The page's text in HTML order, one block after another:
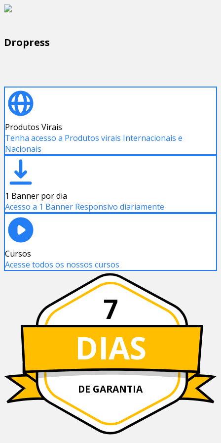
Dropress
Produtos Virais
Tenha acesso a Produtos virais Internacionais e
Nacionais
1 Banner por dia
Acesso a 1 Banner Responsivo diariamente
Cursos
Acesse todos os nossos cursos
7
DIAS
DE GARANTIA